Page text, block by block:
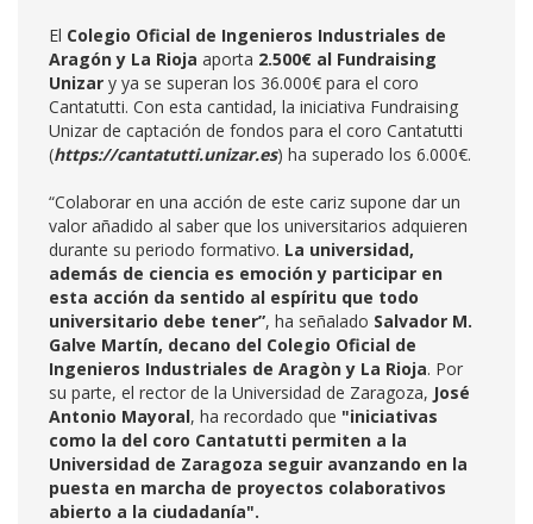
El Colegio Oficial de Ingenieros Industriales de
Aragón y La Rioja aporta 2.500€ al Fundraising
Unizar y ya se superan los 36.000€ para el coro
Cantatutti. Con esta cantidad, la iniciativa Fundraising
Unizar de captación de fondos para el coro Cantatutti
(https://cantatutti.unizar.es) ha superado los 6.000€.
“Colaborar en una acción de este cariz supone dar un
valor añadido al saber que los universitarios adquieren
durante su periodo formativo. La universidad,
además de ciencia es emoción y participar en
esta acción da sentido al espíritu que todo
universitario debe tener”, ha señalado Salvador M.
Galve Martín, decano del Colegio Oficial de
Ingenieros Industriales de Aragòn y La Rioja. Por
su parte, el rector de la Universidad de Zaragoza, José
Antonio Mayoral, ha recordado que "iniciativas
como la del coro Cantatutti permiten a la
Universidad de Zaragoza seguir avanzando en la
puesta en marcha de proyectos colaborativos
abierto a la ciudadanía".